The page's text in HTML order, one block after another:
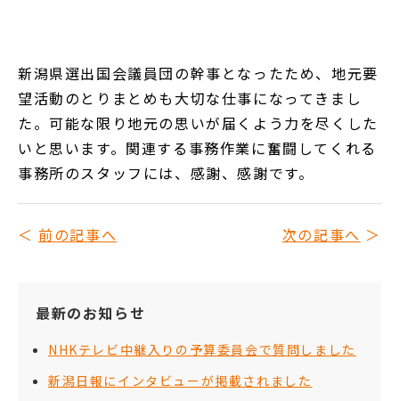
新潟県選出国会議員団の幹事となったため、地元要
望活動のとりまとめも大切な仕事になってきまし
た。可能な限り地元の思いが届くよう力を尽くした
いと思います。関連する事務作業に奮闘してくれる
事務所のスタッフには、感謝、感謝です。
前の記事へ 次の記事へ
最新のお知らせ
NHKテレビ中継入りの予算委員会で質問しました
新潟日報にインタビューが掲載されました